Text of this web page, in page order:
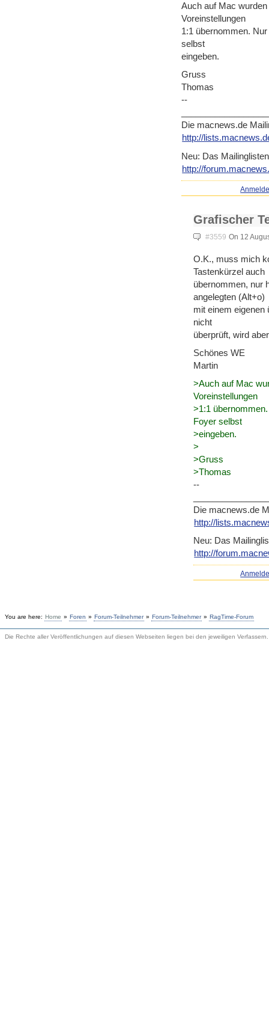
Auch auf Mac
Voreinstellungen
1:1 übernommen.
selbst
eingeben.
Gruss
Thomas
--
Die macnews.de
http://
Neu: Das
http://
Grafischer
#3559 On 12
O.K., muss mich
Tastenkürzel auch
übernommen, nur
angelegten (Alt+o)
mit einem eigenen
nicht
überprüft, wird
Schönes WE
Martin
>Auch auf Mac
Voreinstellungen
>1:1
Foyer selbst
>eingeben.
>
>Gruss
>Thomas
--
Die macnews.de
http://
Neu: Das
http://
You are here: Home » Foren » Forum-Teilnehmer » Forum-Teilnehmer » RagTime-Forum
Die Rechte aller Veröffentlichungen auf diesen Webseiten liegen bei den jeweiligen